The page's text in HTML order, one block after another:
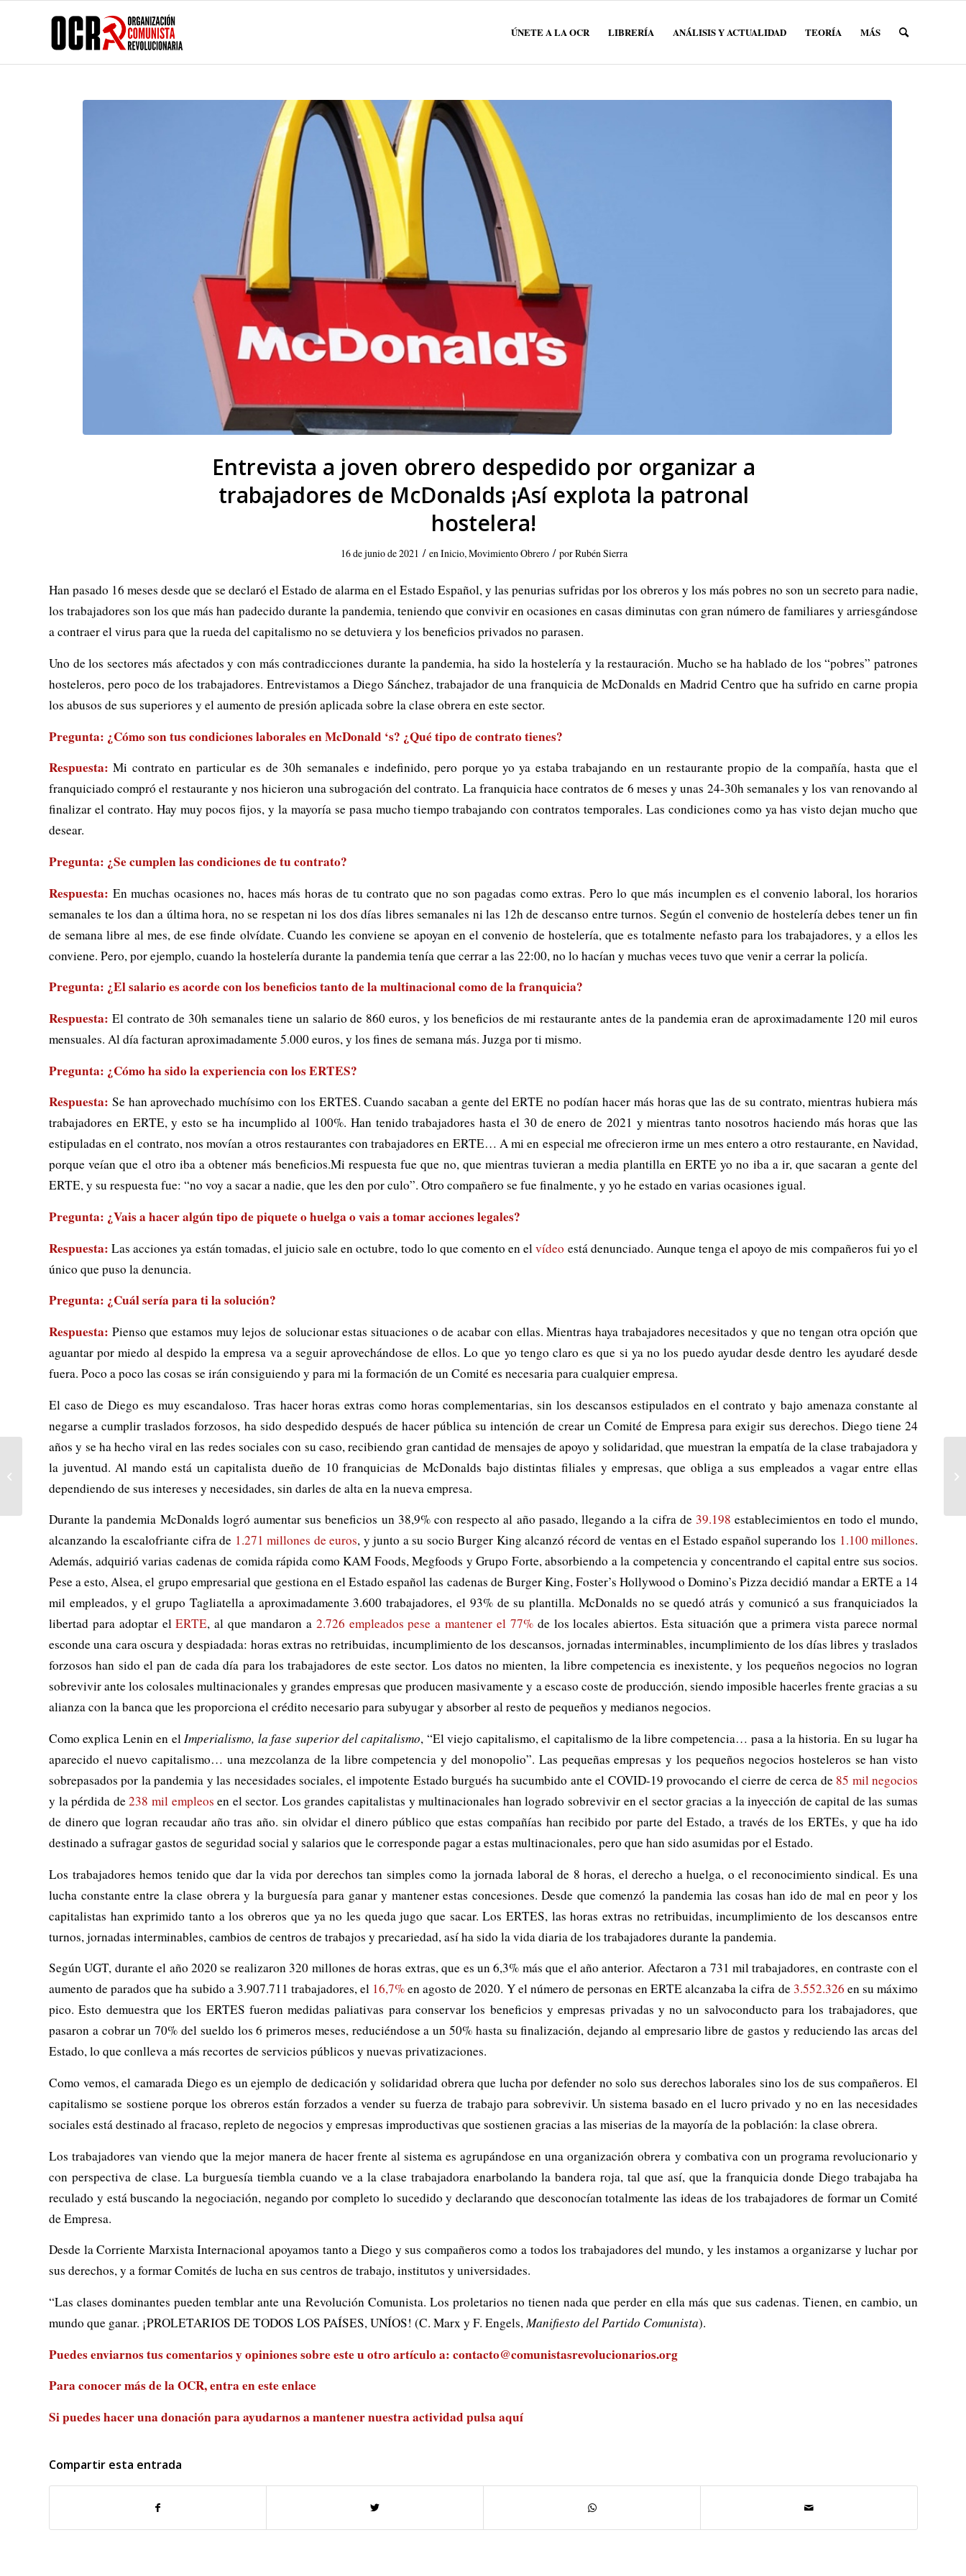
ÚNETE A LA OCR LIBRERÍA ANÁLISIS Y ACTUALIDAD TEORÍA MÁS
Entrevista a joven obrero despedido por organizar a
trabajadores de McDonalds ¡Así explota la patronal
hostelera!
16 de junio de 2021 / en Inicio, Movimiento Obrero / porRubén Sierra
Han pasado 16 meses desde que se declaró el Estado de alarma en el Estado Español, y las penurias sufridas por los obreros y los más pobres no son un secreto para nadie,
los trabajadores son los que más han padecido durante la pandemia, teniendo que convivir en ocasiones en casas diminutas con gran número de familiares y arriesgándose
a contraer el virus para que la rueda del capitalismo no se detuviera y los beneficios privados no parasen.
Uno de los sectores más afectados y con más contradicciones durante la pandemia, ha sido la hostelería y la restauración. Mucho se ha hablado de los “pobres” patrones
hosteleros, pero poco de los trabajadores. Entrevistamos a Diego Sánchez, trabajador de una franquicia de McDonalds en Madrid Centro que ha sufrido en carne propia
los abusos de sus superiores y el aumento de presión aplicada sobre la clase obrera en este sector.
Pregunta: ¿Cómo son tus condiciones laborales en McDonald ‘s? ¿Qué tipo de contrato tienes?
Respuesta: Mi contrato en particular es de 30h semanales e indefinido, pero porque yo ya estaba trabajando en un restaurante propio de la compañía, hasta que el
franquiciado compró el restaurante y nos hicieron una subrogación del contrato. La franquicia hace contratos de 6 meses y unas 24-30h semanales y los van renovando al
finalizar el contrato. Hay muy pocos fijos, y la mayoría se pasa mucho tiempo trabajando con contratos temporales. Las condiciones como ya has visto dejan mucho que
desear.
Pregunta: ¿Se cumplen las condiciones de tu contrato?
Respuesta: En muchas ocasiones no, haces más horas de tu contrato que no son pagadas como extras. Pero lo que más incumplen es el convenio laboral, los horarios
semanales te los dan a última hora, no se respetan ni los dos días libres semanales ni las 12h de descanso entre turnos. Según el convenio de hostelería debes tener un fin
de semana libre al mes, de ese finde olvídate. Cuando les conviene se apoyan en el convenio de hostelería, que es totalmente nefasto para los trabajadores, y a ellos les
conviene. Pero, por ejemplo, cuando la hostelería durante la pandemia tenía que cerrar a las 22:00, no lo hacían y muchas veces tuvo que venir a cerrar la policía.
Pregunta: ¿El salario es acorde con los beneficios tanto de la multinacional como de la franquicia?
Respuesta: El contrato de 30h semanales tiene un salario de 860 euros, y los beneficios de mi restaurante antes de la pandemia eran de aproximadamente 120 mil euros
mensuales. Al día facturan aproximadamente 5.000 euros, y los fines de semana más. Juzga por ti mismo.
Pregunta: ¿Cómo ha sido la experiencia con los ERTES?
Respuesta: Se han aprovechado muchísimo con los ERTES. Cuando sacaban a gente del ERTE no podían hacer más horas que las de su contrato, mientras hubiera más
trabajadores en ERTE, y esto se ha incumplido al 100%. Han tenido trabajadores hasta el 30 de enero de 2021 y mientras tanto nosotros haciendo más horas que las
estipuladas en el contrato, nos movían a otros restaurantes con trabajadores en ERTE… A mi en especial me ofrecieron irme un mes entero a otro restaurante, en Navidad,
porque veían que el otro iba a obtener más beneficios.Mi respuesta fue que no, que mientras tuvieran a media plantilla en ERTE yo no iba a ir, que sacaran a gente del
ERTE, y su respuesta fue: “no voy a sacar a nadie, que les den por culo”. Otro compañero se fue finalmente, y yo he estado en varias ocasiones igual.
Pregunta: ¿Vais a hacer algún tipo de piquete o huelga o vais a tomar acciones legales?
Respuesta: Las acciones ya están tomadas, el juicio sale en octubre, todo lo que comento en elvídeo está denunciado. Aunque tenga el apoyo de mis compañeros fui yo el
único que puso la denuncia.
Pregunta: ¿Cuál sería para ti la solución?
Respuesta: Pienso que estamos muy lejos de solucionar estas situaciones o de acabar con ellas. Mientras haya trabajadores necesitados y que no tengan otra opción que
aguantar por miedo al despido la empresa va a seguir aprovechándose de ellos. Lo que yo tengo claro es que si ya no los puedo ayudar desde dentro les ayudaré desde
fuera. Poco a poco las cosas se irán consiguiendo y para mi la formación de un Comité es necesaria para cualquier empresa.
El caso de Diego es muy escandaloso. Tras hacer horas extras como horas complementarias, sin los descansos estipulados en el contrato y bajo amenaza constante al
negarse a cumplir traslados forzosos, ha sido despedido después de hacer pública su intención de crear un Comité de Empresa para exigir sus derechos. Diego tiene 24
años y se ha hecho viral en las redes sociales con su caso, recibiendo gran cantidad de mensajes de apoyo y solidaridad, que muestran la empatía de la clase trabajadora y
la juventud. Al mando está un capitalista dueño de 10 franquicias de McDonalds bajo distintas filiales y empresas, que obliga a sus empleados a vagar entre ellas
dependiendo de sus intereses y necesidades, sin darles de alta en la nueva empresa.
Durante la pandemia McDonalds logró aumentar sus beneficios un 38,9% con respecto al año pasado, llegando a la cifra de 39.198 establecimientos en todo el mundo,
alcanzando la escalofriante cifra de 1.271 millones de euros, y junto a su socio Burger King alcanzó récord de ventas en el Estado español superando los 1.100 millones.
Además, adquirió varias cadenas de comida rápida como KAM Foods, Megfoods y Grupo Forte, absorbiendo a la competencia y concentrando el capital entre sus socios.
Pese a esto, Alsea, el grupo empresarial que gestiona en el Estado español las cadenas de Burger King, Foster’s Hollywood o Domino’s Pizza decidió mandar a ERTE a 14
mil empleados, y el grupo Tagliatella a aproximadamente 3.600 trabajadores, el 93% de su plantilla. McDonalds no se quedó atrás y comunicó a sus franquiciados la
libertad para adoptar elERTE, al que mandaron a 2.726 empleados pese a mantener el 77%de los locales abiertos. Esta situación que a primera vista parece normal
esconde una cara oscura y despiadada: horas extras no retribuidas, incumplimiento de los descansos, jornadas interminables, incumplimiento de los días libres y traslados
forzosos han sido el pan de cada día para los trabajadores de este sector. Los datos no mienten, la libre competencia es inexistente, y los pequeños negocios no logran
sobrevivir ante los colosales multinacionales y grandes empresas que producen masivamente y a escaso coste de producción, siendo imposible hacerles frente gracias a su
alianza con la banca que les proporciona el crédito necesario para subyugar y absorber al resto de pequeños y medianos negocios.
Como explica Lenin en elImperialismo, la fase superior del capitalismo, “El viejo capitalismo, el capitalismo de la libre competencia… pasa a la historia. En su lugar ha
aparecido el nuevo capitalismo… una mezcolanza de la libre competencia y del monopolio”. Las pequeñas empresas y los pequeños negocios hosteleros se han visto
sobrepasados por la pandemia y las necesidades sociales, el impotente Estado burgués ha sucumbido ante el COVID-19 provocando el cierre de cerca de 85 mil negocios
y la pérdida de238 mil empleos en el sector. Los grandes capitalistas y multinacionales han logrado sobrevivir en el sector gracias a la inyección de capital de las sumas
de dinero que logran recaudar año tras año. sin olvidar el dinero público que estas compañías han recibido por parte del Estado, a través de los ERTEs, y que ha ido
destinado a sufragar gastos de seguridad social y salarios que le corresponde pagar a estas multinacionales, pero que han sido asumidas por el Estado.
Los trabajadores hemos tenido que dar la vida por derechos tan simples como la jornada laboral de 8 horas, el derecho a huelga, o el reconocimiento sindical. Es una
lucha constante entre la clase obrera y la burguesía para ganar y mantener estas concesiones. Desde que comenzó la pandemia las cosas han ido de mal en peor y los
capitalistas han exprimido tanto a los obreros que ya no les queda jugo que sacar. Los ERTES, las horas extras no retribuidas, incumplimiento de los descansos entre
turnos, jornadas interminables, cambios de centros de trabajos y precariedad, así ha sido la vida diaria de los trabajadores durante la pandemia.
Según UGT, durante el año 2020 se realizaron 320 millones de horas extras, que es un 6,3% más que el año anterior. Afectaron a 731 mil trabajadores, en contraste con el
aumento de parados que ha subido a 3.907.711 trabajadores, el 16,7%en agosto de 2020. Y el número de personas en ERTE alcanzaba la cifra de 3.552.326 en su máximo
pico. Esto demuestra que los ERTES fueron medidas paliativas para conservar los beneficios y empresas privadas y no un salvoconducto para los trabajadores, que
pasaron a cobrar un 70% del sueldo los 6 primeros meses, reduciéndose a un 50% hasta su finalización, dejando al empresario libre de gastos y reduciendo las arcas del
Estado, lo que conlleva a más recortes de servicios públicos y nuevas privatizaciones.
Como vemos, el camarada Diego es un ejemplo de dedicación y solidaridad obrera que lucha por defender no solo sus derechos laborales sino los de sus compañeros. El
capitalismo se sostiene porque los obreros están forzados a vender su fuerza de trabajo para sobrevivir. Un sistema basado en el lucro privado y no en las necesidades
sociales está destinado al fracaso, repleto de negocios y empresas improductivas que sostienen gracias a las miserias de la mayoría de la población: la clase obrera.
Los trabajadores van viendo que la mejor manera de hacer frente al sistema es agrupándose en una organización obrera y combativa con un programa revolucionario y
con perspectiva de clase. La burguesía tiembla cuando ve a la clase trabajadora enarbolando la bandera roja, tal que así, que la franquicia donde Diego trabajaba ha
reculado y está buscando la negociación, negando por completo lo sucedido y declarando que desconocían totalmente las ideas de los trabajadores de formar un Comité
de Empresa.
Desde la Corriente Marxista Internacional apoyamos tanto a Diego y sus compañeros como a todos los trabajadores del mundo, y les instamos a organizarse y luchar por
sus derechos, y a formar Comités de lucha en sus centros de trabajo, institutos y universidades.
“Las clases dominantes pueden temblar ante una Revolución Comunista. Los proletarios no tienen nada que perder en ella más que sus cadenas. Tienen, en cambio, un
mundo que ganar. ¡PROLETARIOS DE TODOS LOS PAÍSES, UNÍOS! (C. Marx y F. Engels,Manifiesto del Partido Comunista).
Puedes enviarnos tus comentarios y opiniones sobre este u otro artículo a: contacto@comunistasrevolucionarios.org
Para conocer más de la OCR, entra eneste enlace
Si puedes hacer una donación para ayudarnos a mantener nuestra actividad pulsa aquí
Compartir esta entrada
Israel: nuevo gobierno, la
misma política corrupta